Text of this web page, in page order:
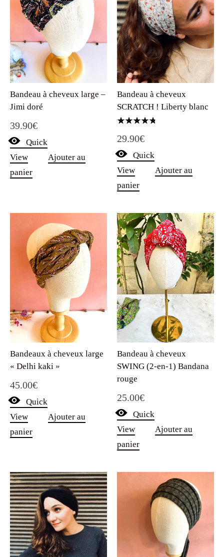
Bandeau à cheveux large –
Jimi doré
39.90€
Quick
View
Ajouter au
panier
Bandeau à cheveux
SCRATCH ! Liberty blanc
4.75
29.90€
Quick
View
Ajouter au
panier
Bandeaux à cheveux large
« Delhi kaki »
45.00€
Quick
View
Ajouter au
panier
Bandeau à cheveux
SWING (2-en-1) Bandana
rouge
25.00€
Quick
View
Ajouter au
panier